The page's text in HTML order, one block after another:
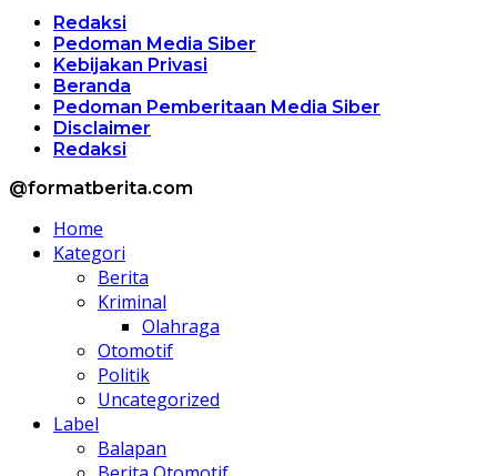
Redaksi
Pedoman Media Siber
Kebijakan Privasi
Beranda
Pedoman Pemberitaan Media Siber
Disclaimer
Redaksi
@formatberita.com
Home
Kategori
Berita
Kriminal
Olahraga
Otomotif
Politik
Uncategorized
Label
Balapan